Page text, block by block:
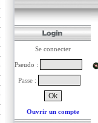
Se connecter
Pseudo :
Passe :
Ouvrir un compte